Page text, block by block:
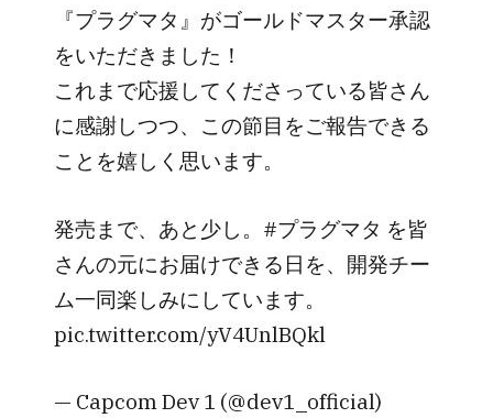
『プラグマタ』がゴールドマスター承認
をいただきました！
これまで応援してくださっている皆さん
に感謝しつつ、この節目をご報告できる
ことを嬉しく思います。
発売まで、あと少し。#プラグマタ を皆
さんの元にお届けできる日を、開発チー
ム一同楽しみにしています。
pic.twitter.com/yV4UnlBQkl
— Capcom Dev 1 (@dev1_official)